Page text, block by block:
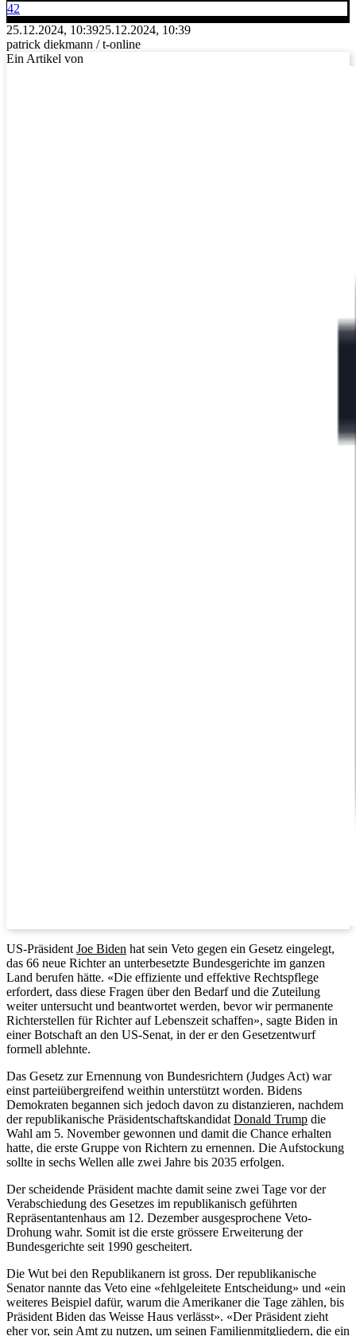
42
25.12.2024, 10:3925.12.2024, 10:39
patrick diekmann / t-online
Ein Artikel von
US-Präsident Joe Biden hat sein Veto gegen ein Gesetz eingelegt,
das 66 neue Richter an unterbesetzte Bundesgerichte im ganzen
Land berufen hätte. «Die effiziente und effektive Rechtspflege
erfordert, dass diese Fragen über den Bedarf und die Zuteilung
weiter untersucht und beantwortet werden, bevor wir permanente
Richterstellen für Richter auf Lebenszeit schaffen», sagte Biden in
einer Botschaft an den US-Senat, in der er den Gesetzentwurf
formell ablehnte.
Das Gesetz zur Ernennung von Bundesrichtern (Judges Act) war
einst parteiübergreifend weithin unterstützt worden. Bidens
Demokraten begannen sich jedoch davon zu distanzieren, nachdem
der republikanische Präsidentschaftskandidat Donald Trump die
Wahl am 5. November gewonnen und damit die Chance erhalten
hatte, die erste Gruppe von Richtern zu ernennen. Die Aufstockung
sollte in sechs Wellen alle zwei Jahre bis 2035 erfolgen.
Der scheidende Präsident machte damit seine zwei Tage vor der
Verabschiedung des Gesetzes im republikanisch geführten
Repräsentantenhaus am 12. Dezember ausgesprochene Veto-
Drohung wahr. Somit ist die erste grössere Erweiterung der
Bundesgerichte seit 1990 gescheitert.
Die Wut bei den Republikanern ist gross. Der republikanische
Senator nannte das Veto eine «fehlgeleitete Entscheidung» und «ein
weiteres Beispiel dafür, warum die Amerikaner die Tage zählen, bis
Präsident Biden das Weisse Haus verlässt». «Der Präsident zieht
eher vor, sein Amt zu nutzen, um seinen Familienmitgliedern, die ein